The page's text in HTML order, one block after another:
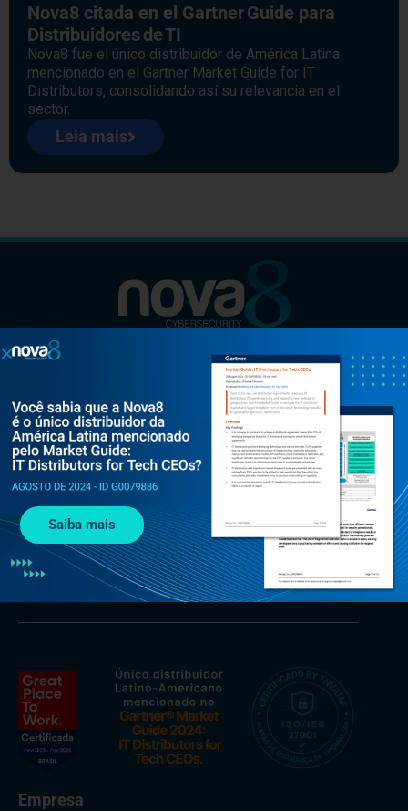
Nova8 citada en el Gartner Guide para
Distribuidores de TI
Nova8 fue el único distribuidor de América Latina
mencionado en el Gartner Market Guide for IT
Distributors, consolidando así su relevancia en el
sector.
Leia mais
Al. Rio Negro, 585 - Torre Jaçarí - 13º andar Conjunto 134 -
Alphaville, Barueri - SP, 06454-000
+55 (11) 3375 0133
contato@nova8.com.br
Fale com a Nova8 pelo WhatsApp
Empresa
Saiba mais